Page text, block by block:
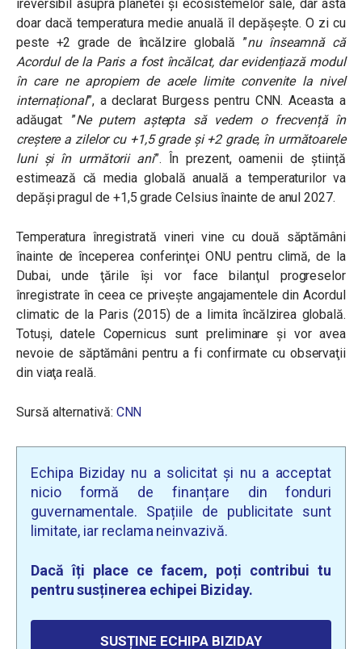
ireversibil asupra planetei și ecosistemelor sale, dar asta
doar dacă temperatura medie anuală îl depășește. O zi cu
peste +2 grade de încălzire globală ”nu înseamnă că
Acordul de la Paris a fost încălcat, dar evidențiază modul
în care ne apropiem de acele limite convenite la nivel
internațional”, a declarat Burgess pentru CNN. Aceasta a
adăugat: ”Ne putem aștepta să vedem o frecvență în
creștere a zilelor cu +1,5 grade și +2 grade, în următoarele
luni și în următorii ani”. În prezent, oamenii de știință
estimează că media globală anuală a temperaturilor va
depăși pragul de +1,5 grade Celsius înainte de anul 2027.
Temperatura înregistrată vineri vine cu două săptămâni
înainte de începerea conferinţei ONU pentru climă, de la
Dubai, unde ţările îşi vor face bilanţul progreselor
înregistrate în ceea ce priveşte angajamentele din Acordul
climatic de la Paris (2015) de a limita încălzirea globală.
Totuși, datele Copernicus sunt preliminare şi vor avea
nevoie de săptămâni pentru a fi confirmate cu observaţii
din viaţa reală.
Sursă alternativă: CNN
Echipa Biziday nu a solicitat și nu a acceptat
nicio formă de finanțare din fonduri
guvernamentale. Spațiile de publicitate sunt
limitate, iar reclama neinvazivă.
Dacă îți place ce facem, poți contribui tu
pentru susținerea echipei Biziday.
SUSȚINE ECHIPA BIZIDAY